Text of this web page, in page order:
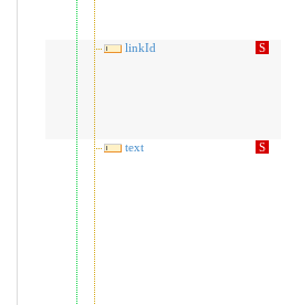
linkId
S
text
S